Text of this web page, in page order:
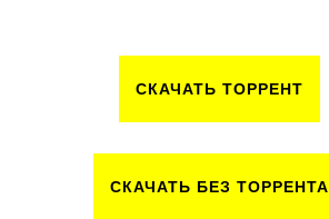
СКАЧАТЬ ТОРРЕНТ
СКАЧАТЬ БЕЗ ТОРРЕНТА